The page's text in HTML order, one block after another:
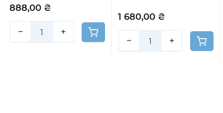
888,00 ₴
− +
1 680,00 ₴
− +